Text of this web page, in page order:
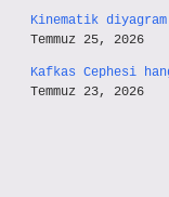
Kinematik
Temmuz 25, 2026
Kafkas Cephesi
Temmuz 23, 2026